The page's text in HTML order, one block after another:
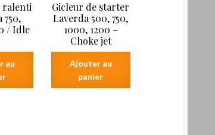
ralenti
750,
/ Idle
au
Gicleur de starter
Laverda 500, 750,
1000, 1200 –
Choke jet
Ajouter au
panier